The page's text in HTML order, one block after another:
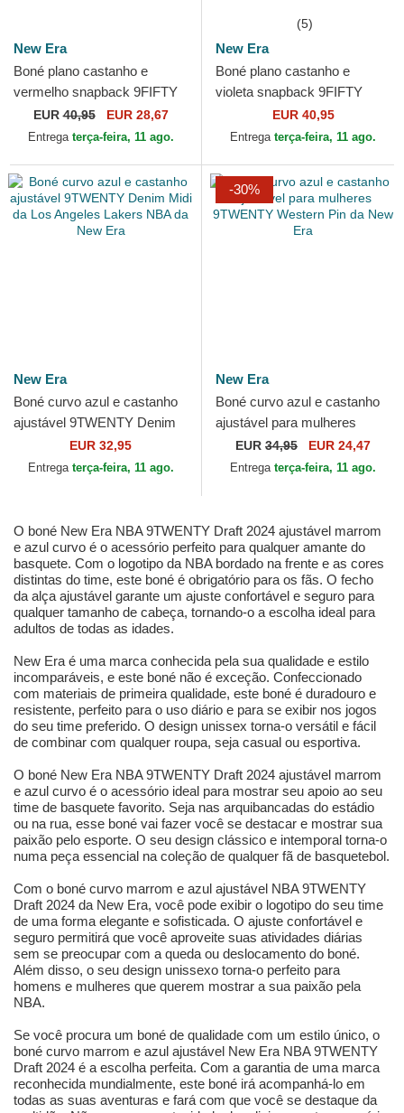
New Era
Boné plano castanho e
vermelho snapback 9FIFTY
Draft 2024 da Chicago Bulls
NBA da New Era
EUR40,95 EUR 28,67
Entrega terça-feira, 11 ago.
(5)
New Era
Boné plano castanho e
violeta snapback 9FIFTY
Draft 2024 da Los Angeles
Lakers NBA da New Era
EUR 40,95
Entrega terça-feira, 11 ago.
New Era
Boné curvo azul e castanho
ajustável 9TWENTY Denim
Midi da Los Angeles Lakers
NBA da New Era
EUR 32,95
Entrega terça-feira, 11 ago.
-30%
New Era
Boné curvo azul e castanho
ajustável para mulheres
9TWENTY Western Pin da
New Era
EUR 34,95 EUR 24,47
Entrega terça-feira, 11 ago.
O boné New Era NBA 9TWENTY Draft 2024 ajustável marrom
e azul curvo é o acessório perfeito para qualquer amante do
basquete. Com o logotipo da NBA bordado na frente e as cores
distintas do time, este boné é obrigatório para os fãs. O fecho
da alça ajustável garante um ajuste confortável e seguro para
qualquer tamanho de cabeça, tornando-o a escolha ideal para
adultos de todas as idades.
New Era é uma marca conhecida pela sua qualidade e estilo
incomparáveis, e este boné não é exceção. Confeccionado
com materiais de primeira qualidade, este boné é duradouro e
resistente, perfeito para o uso diário e para se exibir nos jogos
do seu time preferido. O design unissex torna-o versátil e fácil
de combinar com qualquer roupa, seja casual ou esportiva.
O boné New Era NBA 9TWENTY Draft 2024 ajustável marrom
e azul curvo é o acessório ideal para mostrar seu apoio ao seu
time de basquete favorito. Seja nas arquibancadas do estádio
ou na rua, esse boné vai fazer você se destacar e mostrar sua
paixão pelo esporte. O seu design clássico e intemporal torna-o
numa peça essencial na coleção de qualquer fã de basquetebol.
Com o boné curvo marrom e azul ajustável NBA 9TWENTY
Draft 2024 da New Era, você pode exibir o logotipo do seu time
de uma forma elegante e sofisticada. O ajuste confortável e
seguro permitirá que você aproveite suas atividades diárias
sem se preocupar com a queda ou deslocamento do boné.
Além disso, o seu design unissexo torna-o perfeito para
homens e mulheres que querem mostrar a sua paixão pela
NBA.
Se você procura um boné de qualidade com um estilo único, o
boné curvo marrom e azul ajustável New Era NBA 9TWENTY
Draft 2024 é a escolha perfeita. Com a garantia de uma marca
reconhecida mundialmente, este boné irá acompanhá-lo em
todas as suas aventuras e fará com que você se destaque da